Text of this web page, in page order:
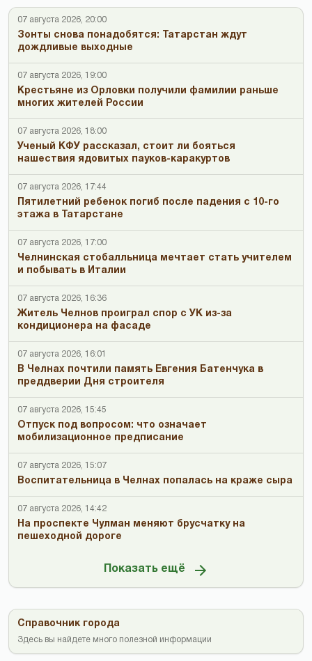
07 августа 2026, 20:00
Зонты снова понадобятся: Татарстан ждут
дождливые выходные
07 августа 2026, 19:00
Крестьяне из Орловки получили фамилии раньше
многих жителей России
07 августа 2026, 18:00
Ученый КФУ рассказал, стоит ли бояться
нашествия ядовитых пауков-каракуртов
07 августа 2026, 17:44
Пятилетний ребенок погиб после падения с 10-го
этажа в Татарстане
07 августа 2026, 17:00
Челнинская стобалльница мечтает стать учителем
и побывать в Италии
07 августа 2026, 16:36
Житель Челнов проиграл спор с УК из-за
кондиционера на фасаде
07 августа 2026, 16:01
В Челнах почтили память Евгения Батенчука в
преддверии Дня строителя
07 августа 2026, 15:45
Отпуск под вопросом: что означает
мобилизационное предписание
07 августа 2026, 15:07
Воспитательница в Челнах попалась на краже сыра
07 августа 2026, 14:42
На проспекте Чулман меняют брусчатку на
пешеходной дороге
Показать ещё
Справочник города
Здесь вы найдете много полезной информации